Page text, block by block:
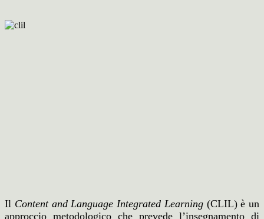
Il Content and Language Integrated Learning(CLIL)è un
approccio metodologico che prevede l’insegnamento di